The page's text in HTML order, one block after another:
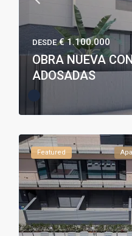
DESDE€ 1.100.000
OBRA NUEVA
ADOSADAS
Featured